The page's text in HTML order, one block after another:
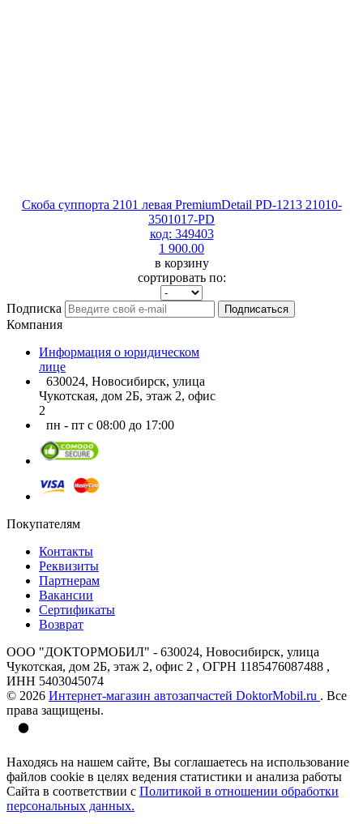
Скоба суппорта 2101 левая PremiumDetail PD-1213 21010-
3501017-PD
код: 349403
1 900.00
в корзину
сортировать по:
Подписка Подписаться
Компания
Информация о юридическом
лице
630024, Новосибирск, улица
Чукотская, дом 2Б, этаж 2, офис
2
пн - пт с 08:00 до 17:00
Покупателям
Контакты
Реквизиты
Партнерам
Вакансии
Сертификаты
Возврат
ООО "ДОКТОРМОБИЛ" - 630024, Новосибирск, улица
Чукотская, дом 2Б, этаж 2, офис 2 , ОГРН 1185476087488 ,
ИНН 5403045074
© 2026 Интернет-магазин автозапчастей DoktorMobil.ru . Все
права защищены.
Находясь на нашем сайте, Вы соглашаетесь на использование
файлов cookie в целях ведения статистики и анализа работы
Сайта в соответствии с Политикой в отношении обработки
персональных данных.